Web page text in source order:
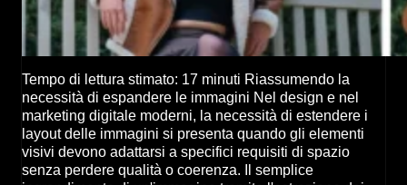
Tempo di lettura stimato: 17 minuti Riassumendo la
necessità di espandere le immagini Nel design e nel
marketing digitale moderni, la necessità di estendere i
layout delle immagini si presenta quando gli elementi
visivi devono adattarsi a specifici requisiti di spazio
senza perdere qualità o coerenza. Il semplice